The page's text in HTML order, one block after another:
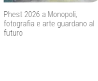
La Coca Cola ha un antenato a
Firenze?